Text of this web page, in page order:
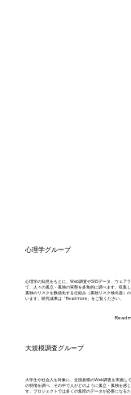
心理学グループ
心理学の知見をもとに、Web調査やSNSデータ、ウェア
て、人々の孤立・孤独の実態を多角的に調べます。収集し
孤独のリスクを数値化する仕組み（孤独リスク検出器）
います。研究成果は「Read more」をご覧ください。
Read
大規模調査グループ
大学生や社会人を対象に、全国規模のWeb調査を実施し
の特徴を調べ、その中で人がどのように孤立・孤独を感
す。プロジェクトでは多くの集団のデータが必要になる